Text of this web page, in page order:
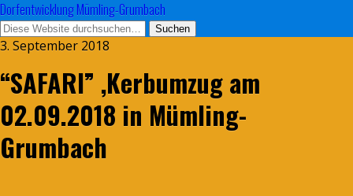
Dorfentwicklung Mümling-Grumbach
3. September 2018
“SAFARI” ,Kerbumzug am
02.09.2018 in Mümling-
Grumbach